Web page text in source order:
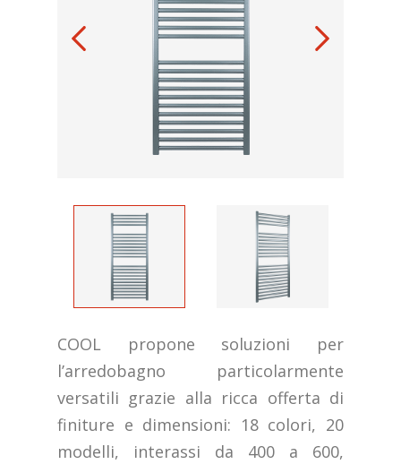
COOL propone soluzioni per
l’arredobagno particolarmente
versatili grazie alla ricca offerta di
finiture e dimensioni: 18 colori, 20
modelli, interassi da 400 a 600,